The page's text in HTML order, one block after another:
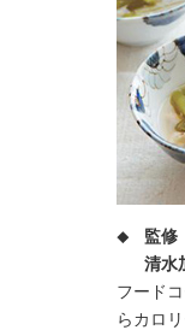
監修
清水
フード
らカロ